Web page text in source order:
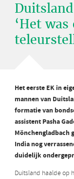
‘Het
Het eerste EK in
mannen van
formatie van
assistent Pasha
Mönchengladbach
India nog
duidelijk
Duitsland haalde op